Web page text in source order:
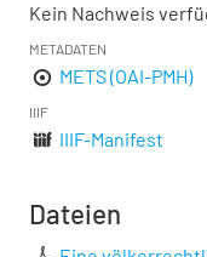
Kein Nachweis
METADATEN
METS (OAI-PMH)
IIIF
IIIF-Manifest
Dateien